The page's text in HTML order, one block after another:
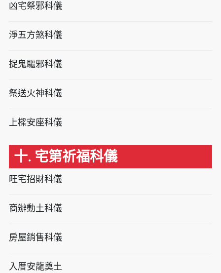
凶宅祭邪科儀
淨五方煞科儀
捉鬼驅邪科儀
祭送火神科儀
上樑安座科儀
十. 宅第祈福科儀
旺宅招財科儀
商辦動土科儀
房屋銷售科儀
入厝安龍奠土